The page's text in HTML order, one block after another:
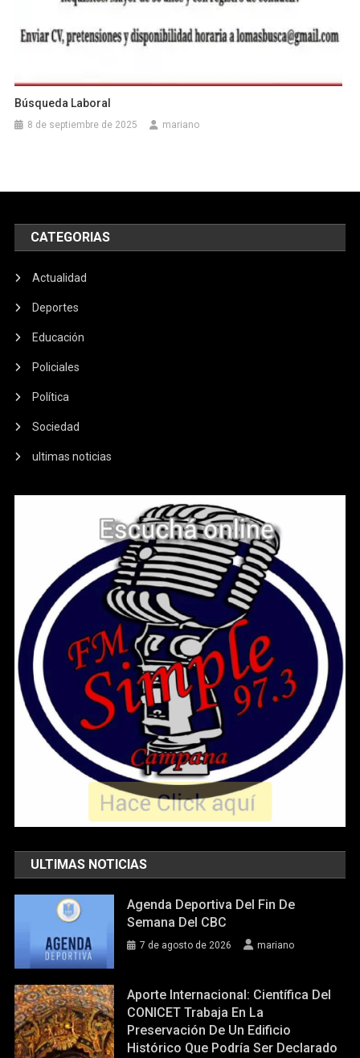
Búsqueda Laboral
8 de septiembre de 2025 mariano
CATEGORIAS
Actualidad
Deportes
Educación
Policiales
Política
Sociedad
ultimas noticias
ULTIMAS NOTICIAS
Agenda Deportiva Del Fin De
Semana Del CBC
7 de agosto de 2026 mariano
Aporte Internacional: Científica Del
CONICET Trabaja En La
Preservación De Un Edificio
Histórico Que Podría Ser Declarado